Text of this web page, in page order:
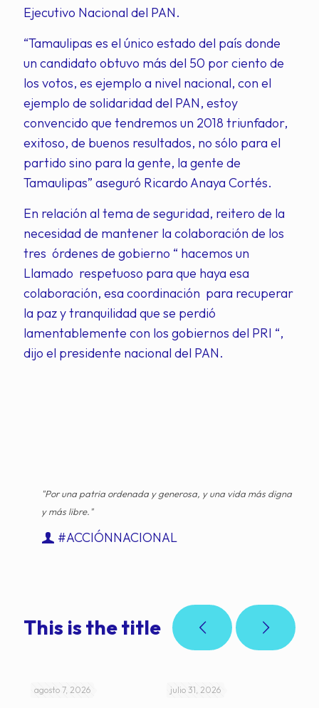
Ejecutivo Nacional del PAN.
“Tamaulipas es el único estado del país donde
un candidato obtuvo más del 50 por ciento de
los votos, es ejemplo a nivel nacional, con el
ejemplo de solidaridad del PAN, estoy
convencido que tendremos un 2018 triunfador,
exitoso, de buenos resultados, no sólo para el
partido sino para la gente, la gente de
Tamaulipas” aseguró Ricardo Anaya Cortés.
En relación al tema de seguridad, reitero de la
necesidad de mantener la colaboración de los
tres órdenes de gobierno “ hacemos un
Llamado respetuoso para que haya esa
colaboración, esa coordinación para recuperar
la paz y tranquilidad que se perdió
lamentablemente con los gobiernos del PRI “,
dijo el presidente nacional del PAN.
"Por una patria ordenada y generosa, y una vida más digna
y más libre."
#ACCIÓNNACIONAL
This is the title
agosto 7, 2026 julio 31, 2026